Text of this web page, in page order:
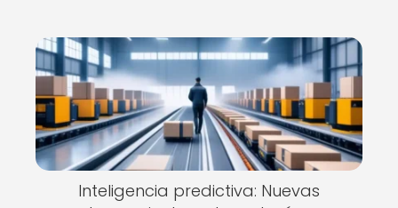
Inteligencia predictiva: Nuevas